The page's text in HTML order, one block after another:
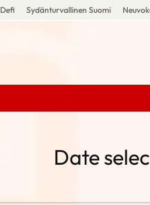
Defi Sydänturvallinen Suomi
Date